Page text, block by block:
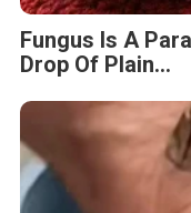
Fungus Is A
Drop Of Plain...